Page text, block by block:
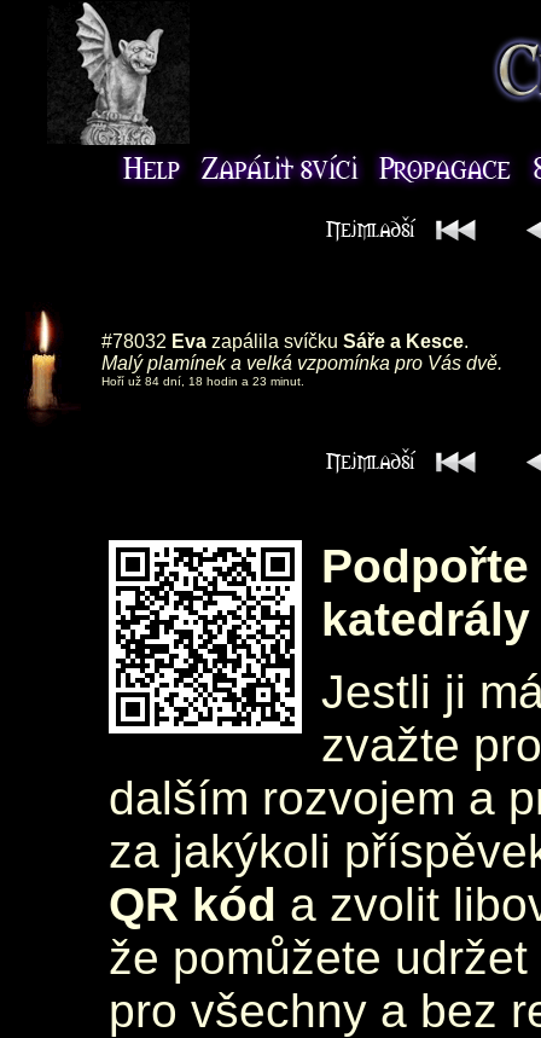
#78032 Eva zapálila svíčku Sáře a Kesce.
Malý plamínek a velká vzpomínka pro Vás dvě.
Hoří už 84 dní, 18 hodin a 23 minut.
katedrály
Jestli ji
zvažte
dalším rozvojem a
za jakýkoli
QR kód a zvolit
že pomůžete
pro všechny a bez